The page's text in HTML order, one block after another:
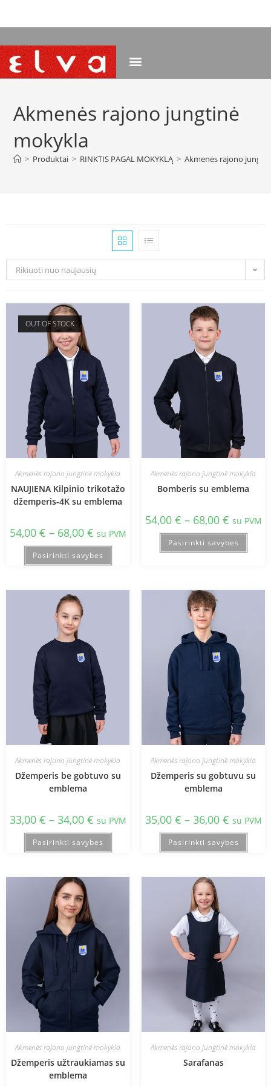
Akmenės rajono jungtinė
mokykla
> Produktai > RINKTIS PAGAL MOKYKLĄ > Akmenės rajono
Rikiuoti nuo naujausių
OUT OF STOCK
Akmenės rajono jungtinė mokykla
NAUJIENA Kilpinio trikotažo
džemperis-4K su emblema
54,00 € – 68,00 € su PVM
Pasirinkti savybes
Akmenės rajono jungtinė mokykla
Bomberis su emblema
54,00 € – 68,00 € su PVM
Pasirinkti savybes
Akmenės rajono jungtinė mokykla
Džemperis be gobtuvo su
emblema
33,00 € – 34,00 € su PVM
Pasirinkti savybes
Akmenės rajono jungtinė mokykla
Džemperis su gobtuvu su
emblema
35,00 € – 36,00 € su PVM
Pasirinkti savybes
Akmenės rajono jungtinė mokykla
Džemperis užtraukiamas su
emblema
Akmenės rajono jungtinė mokykla
Sarafanas